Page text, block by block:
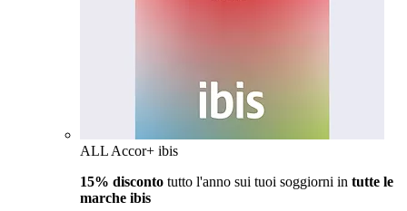
ALL Accor+ ibis
15% disconto tutto l'anno sui tuoi soggiorni in tutte le
marche ibis